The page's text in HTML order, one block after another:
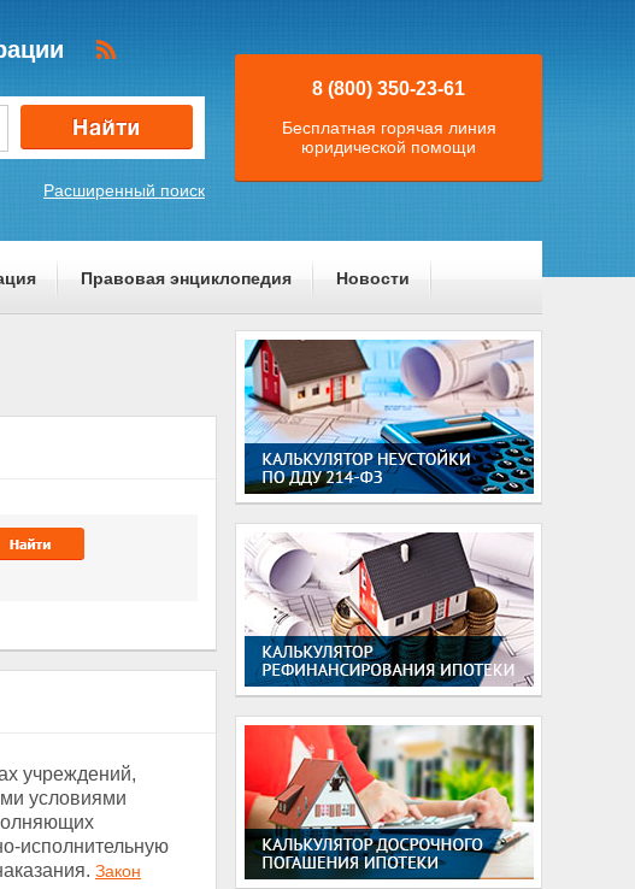
Расширенный поиск
8 (800) 350-23-61
Бесплатная горячая линия
юридической помощи
Правовая энциклопедия Новости
учреждений,
условиями
исполнительную
Закон